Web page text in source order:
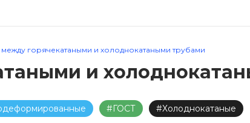
горячекатаными и холоднокатаными трубами
и
#ГОСТ #Холоднокатаные